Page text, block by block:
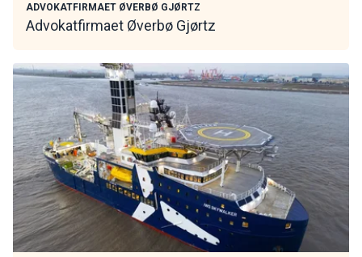
ADVOKATFIRMAET ØVERBØ GJØRTZ
Advokatfirmaet Øverbø Gjørtz